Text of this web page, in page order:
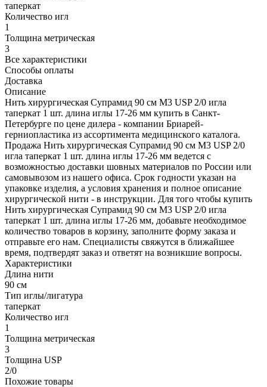
таперкат
Количество игл
1
Толщина метрическая
3
Все характеристики
Способы оплаты
Доставка
Описание
Нить хирургическая Супрамид 90 см М3 USP 2/0 игла
таперкат 1 шт. длина иглы 17-26 мм купить в Санкт-
Петербурге по цене дилера - компании Бриарей-
герниопластика из ассортимента медицинского каталога.
Продажа Нить хирургическая Супрамид 90 см М3 USP 2/0
игла таперкат 1 шт. длина иглы 17-26 мм ведется с
возможностью доставки шовных материалов по России или
самовывозом из нашего офиса. Срок годности указан на
упаковке изделия, а условия хранения и полное описание
хирургической нити - в инструкции. Для того чтобы купить
Нить хирургическая Супрамид 90 см М3 USP 2/0 игла
таперкат 1 шт. длина иглы 17-26 мм, добавьте необходимое
количество товаров в корзину, заполните форму заказа и
отправьте его нам. Специалисты свяжутся в ближайшее
время, подтвердят заказ и ответят на возникшие вопросы.
Характеристики
Длина нити
90 см
Тип иглы/лигатура
таперкат
Количество игл
1
Толщина метрическая
3
Толщина USP
2/0
Похожие товары